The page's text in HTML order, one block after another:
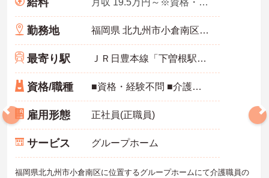
勤務地 福岡県 北九州市小倉南区 長野東町11-16
最寄り駅 ＪＲ日豊本線「下曽根駅」バス・車10分
資格/職種 ■資格・経験不問 ■介護職員初任者研修以上の資格お持ちの方歓迎
雇用形態 正社員(正職員)
サービス グループホーム
福岡県北九州市小倉南区に位置するグループホームにて介護職員の